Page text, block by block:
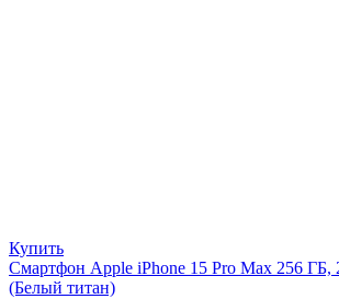
Купить
Смартфон Apple iPhone 15 Pro Max 256 ГБ,
(Белый титан)